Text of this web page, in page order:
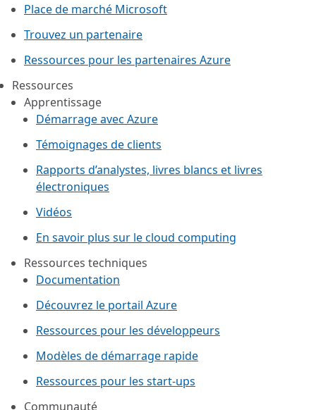
Place de marché Microsoft
Trouvez un partenaire
Ressources pour les partenaires Azure
Ressources
Apprentissage
Démarrage avec Azure
Témoignages de clients
Rapports d’analystes, livres blancs et livres
électroniques
Vidéos
En savoir plus sur le cloud computing
Ressources techniques
Documentation
Découvrez le portail Azure
Ressources pour les développeurs
Modèles de démarrage rapide
Ressources pour les start-ups
Communauté